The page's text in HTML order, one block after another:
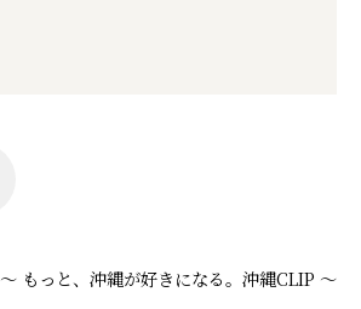
～ もっと、沖縄が好きになる。沖縄CLIP ～